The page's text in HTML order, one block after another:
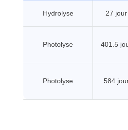
Hydrolyse 27 jour
Photolyse 401.5
Photolyse 584